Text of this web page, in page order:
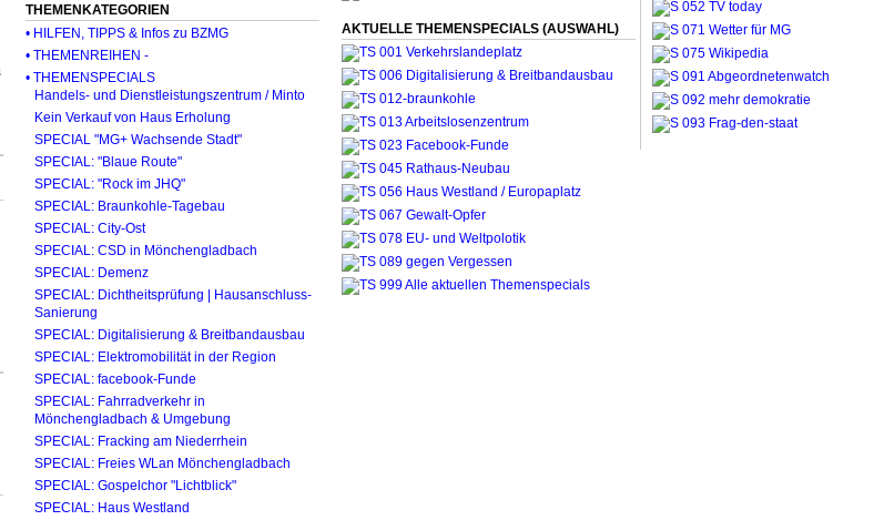
THEMENKATEGORIEN
• HILFEN, TIPPS & Infos zu BZMG
• THEMENREIHEN -
• THEMENSPECIALS
Handels- und Dienstleistungszentrum / Minto
Kein Verkauf von Haus Erholung
SPECIAL "MG+ Wachsende Stadt"
SPECIAL: "Blaue Route"
SPECIAL: "Rock im JHQ"
SPECIAL: Braunkohle-Tagebau
SPECIAL: City-Ost
SPECIAL: CSD in Mönchengladbach
SPECIAL: Demenz
SPECIAL: Dichtheitsprüfung | Hausanschluss-
Sanierung
SPECIAL: Digitalisierung & Breitbandausbau
SPECIAL: Elektromobilität in der Region
SPECIAL: facebook-Funde
SPECIAL: Fahrradverkehr in
Mönchengladbach & Umgebung
SPECIAL: Fracking am Niederrhein
SPECIAL: Freies WLan Mönchengladbach
SPECIAL: Gospelchor "Lichtblick"
SPECIAL: Haus Westland
AKTUELLE THEMENSPECIALS (AUSWAHL)